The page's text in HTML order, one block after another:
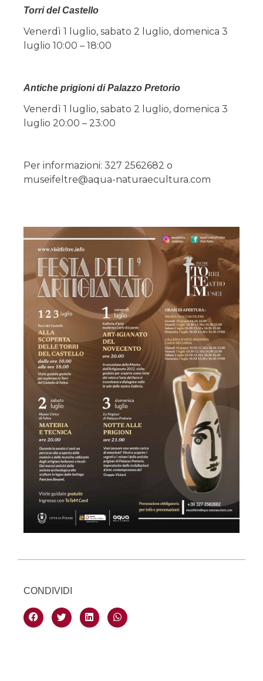
Torri del Castello
Venerdì 1 luglio, sabato 2 luglio, domenica 3
luglio 10:00 – 18:00
Antiche prigioni di Palazzo Pretorio
Venerdì 1 luglio, sabato 2 luglio, domenica 3
luglio 20:00 – 23:00
Per informazioni: 327 2562682 o
museifeltre@aqua-naturaecultura.com
CONDIVIDI